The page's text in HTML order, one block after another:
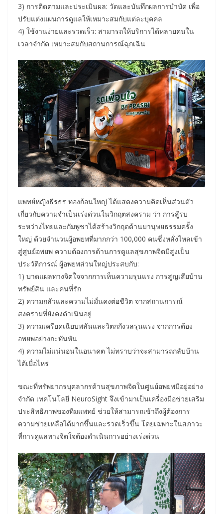
3) การติดตามและประเมินผล: วัดและบันทึกผลการบำบัด เพื่อ
ปรับแต่งแผนการดูแลให้เหมาะสมกับแต่ละบุคคล
4) ใช้งานง่ายและรวดเร็ว: สามารถให้บริการได้หลายคนใน
เวลาจำกัด เหมาะสมกับสถานการณ์ฉุกเฉิน
แพทย์หญิงธีรธร ทองก้อนใหญ่ ได้แสดงความคิดเห็นส่วนตัว
เกี่ยวกับความจำเป็นเร่งด่วนในวิกฤตสงคราม ว่า การสู้รบ
ระหว่างไทยและกัมพูชาได้สร้างวิกฤตด้านมานุษยธรรมครั้ง
ใหญ่ ด้วยจำนวนผู้อพยพที่มากกว่า 100,000 คนซึ่งหลั่งไหลเข้า
สู่ศูนย์อพยพ ความต้องการด้านการดูแลสุขภาพจิตมีสูงเป็น
ประวัติการณ์ ผู้อพยพส่วนใหญ่ประสบกับ:
1) บาดแผลทางจิตใจจากการเห็นความรุนแรง การสูญเสียบ้าน
ทรัพย์สิน และคนที่รัก
2) ความกลัวและความไม่มั่นคงต่อชีวิต จากสถานการณ์
สงครามที่ยังคงดำเนินอยู่
3) ความเครียดเฉียบพลันและวิตกกังวลรุนแรง จากการต้อง
อพยพอย่างกะทันหัน
4) ความไม่แน่นอนในอนาคต ไม่ทราบว่าจะสามารถกลับบ้าน
ได้เมื่อไหร่
ขณะที่ทรัพยากรบุคลากรด้านสุขภาพจิตในศูนย์อพยพมีอยู่อย่าง
จำกัด เทคโนโลยี NeuroSight จึงเข้ามาเป็นเครื่องมือช่วยเสริม
ประสิทธิภาพของทีมแพทย์ ช่วยให้สามารถเข้าถึงผู้ต้องการ
ความช่วยเหลือได้มากขึ้นและรวดเร็วขึ้น โดยเฉพาะในสภาวะ
ที่การดูแลทางจิตใจต้องดำเนินการอย่างเร่งด่วน